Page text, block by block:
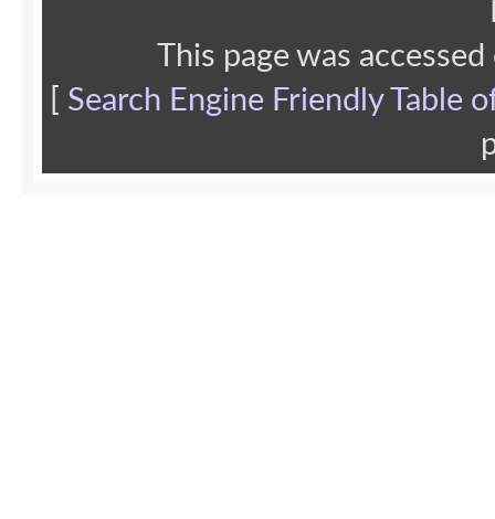
This page was
Search Engine Friendly Table